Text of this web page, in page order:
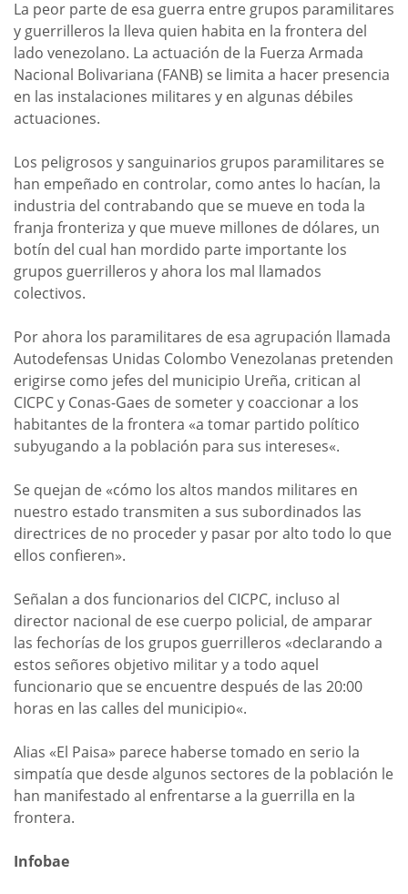
La peor parte de esa guerra entre grupos paramilitares
y guerrilleros la lleva quien habita en la frontera del
lado venezolano. La actuación de la Fuerza Armada
Nacional Bolivariana (FANB) se limita a hacer presencia
en las instalaciones militares y en algunas débiles
actuaciones.
Los peligrosos y sanguinarios grupos paramilitares se
han empeñado en controlar, como antes lo hacían, la
industria del contrabando que se mueve en toda la
franja fronteriza y que mueve millones de dólares, un
botín del cual han mordido parte importante los
grupos guerrilleros y ahora los mal llamados
colectivos.
Por ahora los paramilitares de esa agrupación llamada
Autodefensas Unidas Colombo Venezolanas pretenden
erigirse como jefes del municipio Ureña, critican al
CICPC y Conas-Gaes de someter y coaccionar a los
habitantes de la frontera «a tomar partido político
subyugando a la población para sus intereses«.
Se quejan de «cómo los altos mandos militares en
nuestro estado transmiten a sus subordinados las
directrices de no proceder y pasar por alto todo lo que
ellos confieren».
Señalan a dos funcionarios del CICPC, incluso al
director nacional de ese cuerpo policial, de amparar
las fechorías de los grupos guerrilleros «declarando a
estos señores objetivo militar y a todo aquel
funcionario que se encuentre después de las 20:00
horas en las calles del municipio«.
Alias «El Paisa» parece haberse tomado en serio la
simpatía que desde algunos sectores de la población le
han manifestado al enfrentarse a la guerrilla en la
frontera.
Infobae